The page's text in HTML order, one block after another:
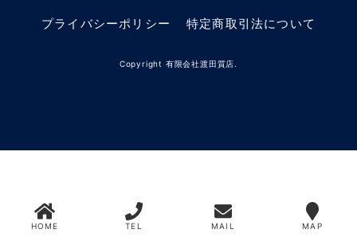
プライバシーポリシー 特定商取引法について
Copyright 有限会社渡田質店.
HOME TEL MAIL MAP